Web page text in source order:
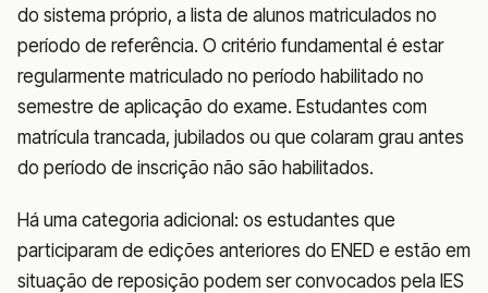
do sistema próprio, a lista de alunos matriculados no
período de referência. O critério fundamental é estar
regularmente matriculado no período habilitado no
semestre de aplicação do exame. Estudantes com
matrícula trancada, jubilados ou que colaram grau antes
do período de inscrição não são habilitados.
Há uma categoria adicional: os estudantes que
participaram de edições anteriores do ENED e estão em
situação de reposição podem ser convocados pela IES